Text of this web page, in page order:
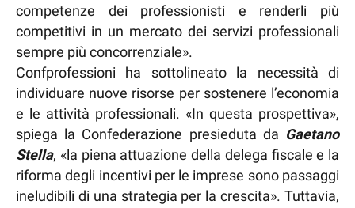
competenze dei professionisti e renderli più
competitivi in un mercato dei servizi professionali
sempre più concorrenziale».
Confprofessioni ha sottolineato la necessità di
individuare nuove risorse per sostenere l’economia
e le attività professionali. «In questa prospettiva»,
spiega la Confederazione presieduta da Gaetano
Stella, «la piena attuazione della delega fiscale e la
riforma degli incentivi per le imprese sono passaggi
ineludibili di una strategia per la crescita». Tuttavia,